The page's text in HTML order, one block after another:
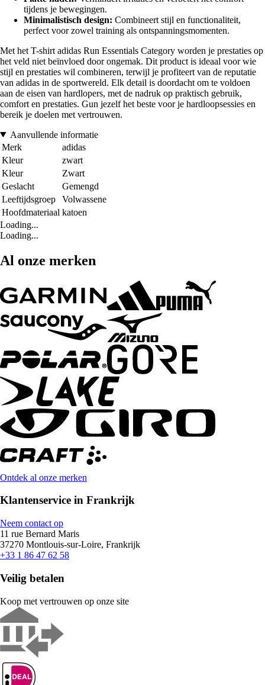
tijdens je bewegingen.
Minimalistisch design: Combineert stijl en functionaliteit,
perfect voor zowel training als ontspanningsmomenten.
Met het T-shirt adidas Run Essentials Category worden je prestaties op
het veld niet beïnvloed door ongemak. Dit product is ideaal voor wie
stijl en prestaties wil combineren, terwijl je profiteert van de reputatie
van adidas in de sportwereld. Elk detail is doordacht om te voldoen
aan de eisen van hardlopers, met de nadruk op praktisch gebruik,
comfort en prestaties. Gun jezelf het beste voor je hardloopsessies en
bereik je doelen met vertrouwen.
Aanvullende informatie
Merk
adidas
Kleur
zwart
Kleur
Zwart
Geslacht
Gemengd
Leeftijdsgroep
Volwassene
Hoofdmateriaal katoen
Loading...
Loading...
Al onze merken
Ontdek al onze merken
Klantenservice in Frankrijk
Neem contact op
11 rue Bernard Maris
37270 Montlouis-sur-Loire, Frankrijk
+33 1 86 47 62 58
Veilig betalen
Koop met vertrouwen op onze site